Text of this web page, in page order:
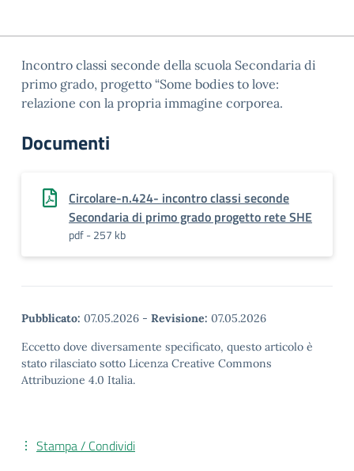
Incontro classi seconde della scuola Secondaria di
primo grado, progetto “Some bodies to love:
relazione con la propria immagine corporea.
Documenti
Circolare-n.424- incontro classi seconde
Secondaria di primo grado progetto rete SHE
pdf - 257 kb
Pubblicato: 07.05.2026 - Revisione: 07.05.2026
Eccetto dove diversamente specificato, questo articolo è
stato rilasciato sotto Licenza Creative Commons
Attribuzione 4.0 Italia.
Stampa / Condividi